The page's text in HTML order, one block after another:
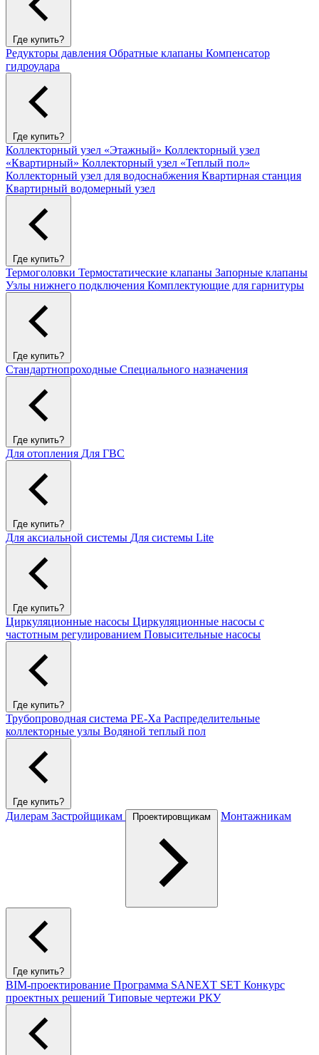
Где купить?
Редукторы давления Обратные клапаны Компенсатор
гидроудара
Где купить?
Коллекторный узел «Этажный» Коллекторный узел
«Квартирный» Коллекторный узел «Теплый пол»
Коллекторный узел для водоснабжения Квартирная станция
Квартирный водомерный узел
Где купить?
Термоголовки Термостатические клапаны Запорные клапаны
Узлы нижнего подключения Комплектующие для гарнитуры
Где купить?
Стандартнопроходные Специального назначения
Где купить?
Для отопления Для ГВС
Где купить?
Для аксиальной системы Для системы Lite
Где купить?
Циркуляционные насосы Циркуляционные насосы с
частотным регулированием Повысительные насосы
Где купить?
Трубопроводная система PE-Xa Распределительные
коллекторные узлы Водяной теплый пол
Где купить?
Дилерам Застройщикам Проектировщикам Монтажникам
Где купить?
BIM-проектирование Программа SANEXT SET Конкурс
проектных решений Типовые чертежи РКУ